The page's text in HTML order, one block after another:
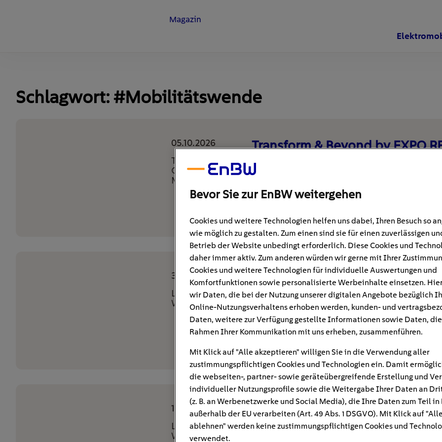
Magazin
Schlagwort: #Mobilitätswende
05.10.2026
Trade Fair
Center Messe
München
Transform & Beyond by EXPO
Mit Branchenplayern im Dialog Auch in diesem Jahr
30.06.2026
Live Online
Webinar
Webinar: E-Auto einfach laden
So wird Laden überall einfach – das erwartet Sie im
unserem Webinar, wie Sie Ihr E-Auto …
11.06.2026
Live Online
Webinar
Webinar: E-Auto zuhause
So wird intelligentes Laden zuhause einfach – das
Bevor Sie zur EnBW weitergehen
Cookies und weitere Technologien helfen uns dabei, Ihren Besuch so
wie möglich zu gestalten. Zum einen sind sie für einen zuverlässigen
Betrieb der Website unbedingt erforderlich. Diese Cookies und
daher immer aktiv. Zum anderen würden wir gerne mit Ihrer
Cookies und weitere Technologien für individuelle Auswertungen und
Komfortfunktionen sowie personalisierte Werbeinhalte einsetzen.
wir Daten, die bei der Nutzung unserer digitalen Angebote bezüglich
Online-Nutzungsverhaltens erhoben werden, kunden- und
Daten, weitere zur Verfügung gestellte Informationen sowie Daten,
Rahmen Ihrer Kommunikation mit uns erheben, zusammenführen.
Mit Klick auf "Alle akzeptieren" willigen Sie in die Verwendung aller
zustimmungspflichtigen Cookies und Technologien ein. Damit
die webseiten-, partner- sowie geräteübergreifende Erstellung und
individueller Nutzungsprofile sowie die Weitergabe Ihrer Daten an
(z. B. an Werbenetzwerke und Social Media), die Ihre Daten zum Teil in
außerhalb der EU verarbeiten (Art. 49 Abs. 1 DSGVO). Mit Klick auf
ablehnen" werden keine zustimmungspflichtigen Cookies und
verwendet.